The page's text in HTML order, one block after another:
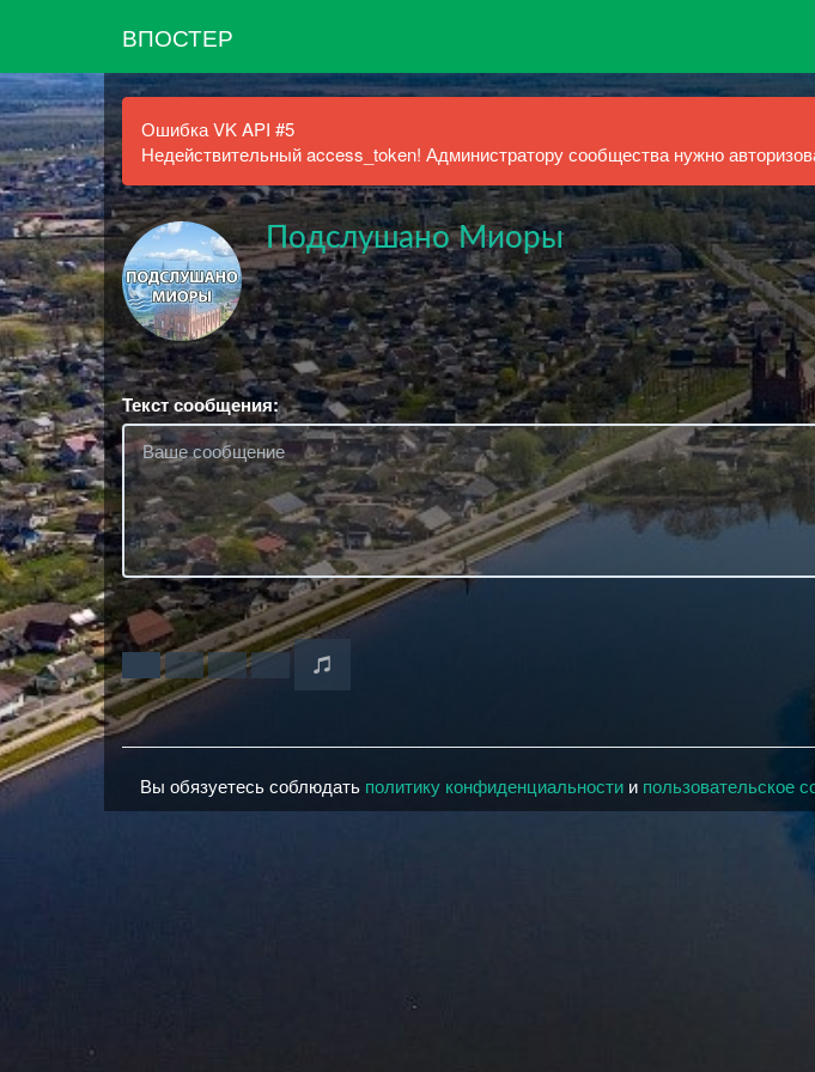
ВПОСТЕР
Ошибка VK API #5
Недействительный access_token! Администратору сообщества нужно
Подслушано Миоры
Текст сообщения:
Вы обязуетесь соблюдать политику конфиденциальности и пользовательское